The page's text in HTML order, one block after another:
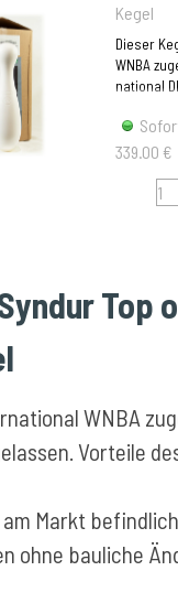
Kegel
Dieser
WNBA
national
339.00 €
Top
WNBA
Vorteile
Markt
ohne bauliche